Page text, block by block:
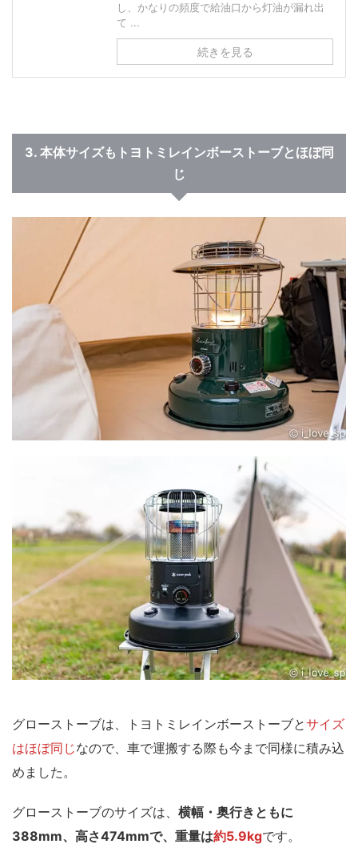
し、かなりの頻度で給油口から灯油が漏れ出
て ...
続きを見る
3. 本体サイズもトヨトミレインボーストーブとほぼ同
じ
グローストーブは、トヨトミレインボーストーブとサイズ
はほぼ同じなので、車で運搬する際も今まで同様に積み込
めました。
グローストーブのサイズは、 横幅・奥行きともに
388mm、高さ474mmで、重量は約5.9kgです。